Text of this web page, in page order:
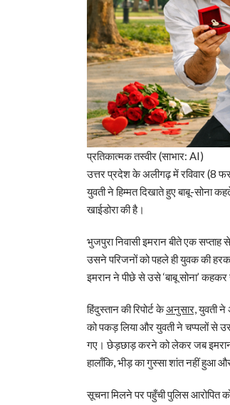
प्रतिकात्मक तस्वीर (साभार: AI)
उत्तर प्रदेश के अलीगढ़ में रविवार (8
युवती ने हिम्मत दिखाते हुए बाबू-सोना
खाईडोरा की है।
भुजपुरा निवासी इमरान बीते एक सप्ताह
उसने परिजनों को पहले ही युवक की
इमरान ने पीछे से उसे ‘बाबू सोना’
हिंदुस्तान की रिपोर्ट केअनुसार,युवती ने
को पकड़ लिया और युवती ने चप्पलों से
गए। छेड़छाड़ करने को लेकर जब इमरान
हालाँकि, भीड़ का गुस्सा शांत नहीं हुआ
सूचना मिलने पर पहुँची पुलिस आरोपित